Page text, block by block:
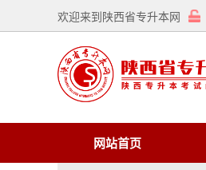
欢迎来到陕西省专升本网
网站首页